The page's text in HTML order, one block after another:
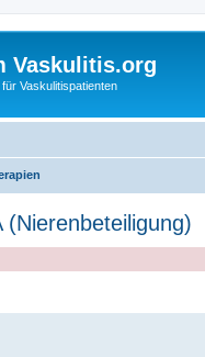
Vaskulitis.org
Vaskulitispatienten